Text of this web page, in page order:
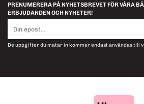
PRENUMERERA PÅ NYHETSBREVET FÖR VÅRA
ERBJUDANDEN OCH NYHETER!
postadress
De uppgifter du matar in kommer endast användas till